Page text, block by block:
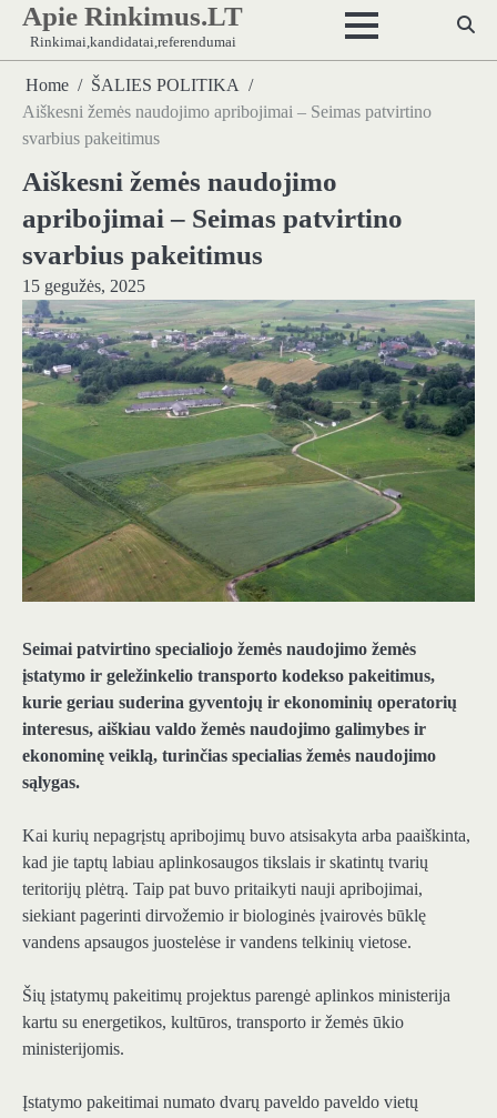
Skip
content
Apie Rinkimus.LT
Rinkimai,kandidatai,referendumai
Home
ŠALIES POLITIKA
Aiškesni žemės naudojimo apribojimai – Seimas patvirtino
svarbius pakeitimus
Aiškesni žemės naudojimo
apribojimai – Seimas patvirtino
svarbius pakeitimus
15 gegužės, 2025
Seimai patvirtino specialiojo žemės naudojimo žemės
įstatymo ir geležinkelio transporto kodekso pakeitimus,
kurie geriau suderina gyventojų ir ekonominių operatorių
interesus, aiškiau valdo žemės naudojimo galimybes ir
ekonominę veiklą, turinčias specialias žemės naudojimo
sąlygas.
Kai kurių nepagrįstų apribojimų buvo atsisakyta arba paaiškinta,
kad jie taptų labiau aplinkosaugos tikslais ir skatintų tvarių
teritorijų plėtrą. Taip pat buvo pritaikyti nauji apribojimai,
siekiant pagerinti dirvožemio ir biologinės įvairovės būklę
vandens apsaugos juostelėse ir vandens telkinių vietose.
Šių įstatymų pakeitimų projektus parengė aplinkos ministerija
kartu su energetikos, kultūros, transporto ir žemės ūkio
ministerijomis.
Įstatymo pakeitimai numato dvarų paveldo paveldo vietų